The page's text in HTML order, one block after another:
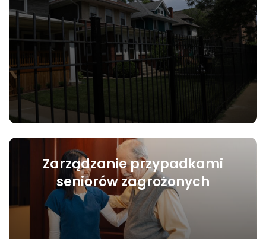
Zarządzanie przypadkami
seniorów zagrożonych